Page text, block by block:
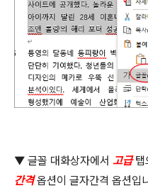
▼ 글꼴 대화상자에서 고급
간격 옵션이 글자간격 옵션입